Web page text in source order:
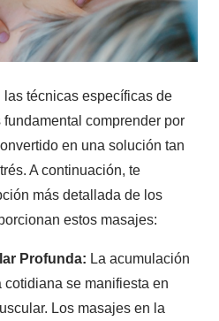
técnicas específicas de
comprender por
en una solución tan
A continuación, te
más detallada de los
estos masajes:
Profunda: La acumulación
cotidiana se manifiesta en
Los masajes en la